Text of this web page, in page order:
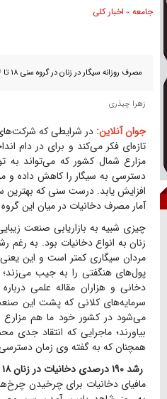
جامعه» اخبار كلی
مصرف روزانه سیگار در زنان در گروه سنی ۱۸ تا ۲۴ سال ۱۹۰ درصد افزایش داشته‌است
زهرا چیذری
جوان آنلاین: در شرایطی که
تازه‌ای فکر می‌کند و برای در دام
مزارع شمال کشور که می‌تواند به
افزایش یابد. درست سنی که
آمار مصرف دخانیات در میان این
چیزی شبیه به بازاریابی صنعت
زنان به انواع دخانیات بود. به
مردان سیگاری کمتر است و این
پول‌های هنگفتی را به جیب
دخانی و هزاران مقاله علمی
سرمایه‌های کلانی که پشت این
می‌شود در کشور خود ما هم
بیاورند؛ ماجرایی که انتقاد
همچنان که به گفته وی زمان دسترسی
رشد ۱۹۰ درصدی دخانیات در زنان ۱۸ تا ۲۴ ساله
مافیای دخانیات برای چرخیدن